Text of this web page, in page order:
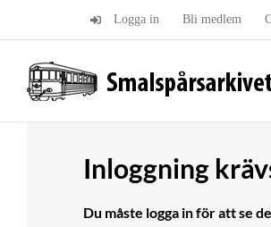
Logga in Bli medlem
Inloggning
Du måste logga in för att se